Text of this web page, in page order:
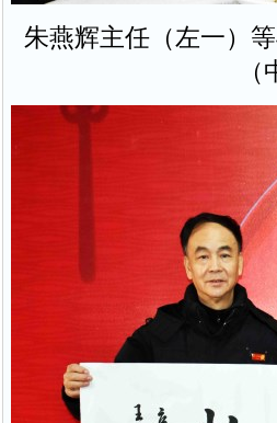
朱燕辉主任（左一）